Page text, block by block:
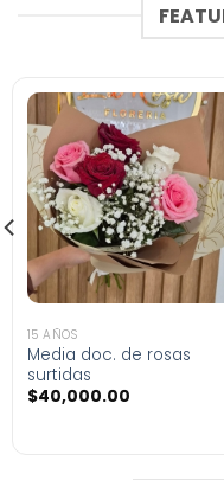
15 AÑOS
Media doc. de rosas
surtidas
$40,000.00